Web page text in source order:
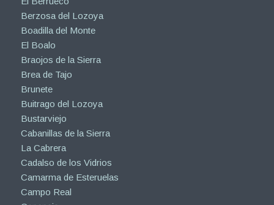
Belmonte de Tajo
El Berrueco
Berzosa del Lozoya
Boadilla del Monte
El Boalo
Braojos de la Sierra
Brea de Tajo
Brunete
Buitrago del Lozoya
Bustarviejo
Cabanillas de la Sierra
La Cabrera
Cadalso de los Vidrios
Camarma de Esteruelas